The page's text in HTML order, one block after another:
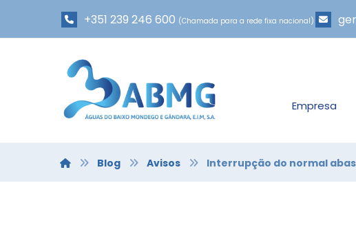
+351 239 246 600 (Chamada para a rede fixa nacional)
Empresa
Blog Avisos Interrupção do normal